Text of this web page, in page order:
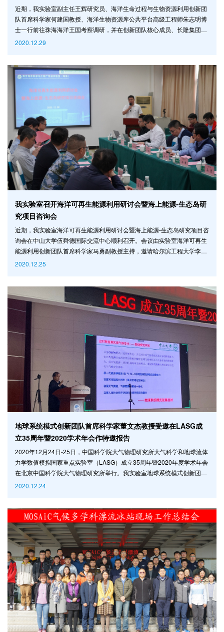
近期，我实验室副主任王辉研究员、海洋生命过程与生物资源利用创新团
队首席科学家何建国教授、海洋生物资源库公共平台高级工程师朱志明博
士一行前往珠海海洋王国考察调研，并在创新团队核心成员、长隆集团董
贵信副总裁及骨干成员李湛伟副总经理的带领下，共同参观并指导了珠海
obliquidens）栖息地设计保育区，更好地保护太平洋白边海豚
2020.12.29
我实验室召开海洋可再生能源利用研讨会暨海上能源-生态岛研
究项目咨询会
近期，我实验室海洋可再生能源利用研讨会暨海上能源-生态岛研究项目咨
询会在中山大学伍舜德国际交流中心顺利召开。会议由实验室海洋可再生
能源利用创新团队首席科学家马勇副教授主持，邀请哈尔滨工程大学李凤
来教授、中科院广州能源研究所游亚戈研究员、国家海洋技术中心海洋能
询”展开。会上，崔琳研究员对海洋可再生能源领域
2020.12.25
地球系统模式创新团队首席科学家董文杰教授受邀在LASG成
立35周年暨2020学术年会作特邀报告
2020年12月24日-25日，中国科学院大气物理研究所大气科学和地球流体
力学数值模拟国家重点实验室（LASG）成立35周年暨2020年度学术年会
在北京中国科学院大气物理研究所举行。我实验室地球系统模式创新团队
首席科学家、中山大学大气科学学院院长董文杰教授受邀作了题为“粤港澳
队首席科学家、中国科学院院士王会军，中国工程院院士丁一汇，中
2020.12.24